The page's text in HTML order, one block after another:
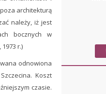
architekturą
należy, iż jest
bocznych w
r.)
odnowiona
Koszt
czasie.